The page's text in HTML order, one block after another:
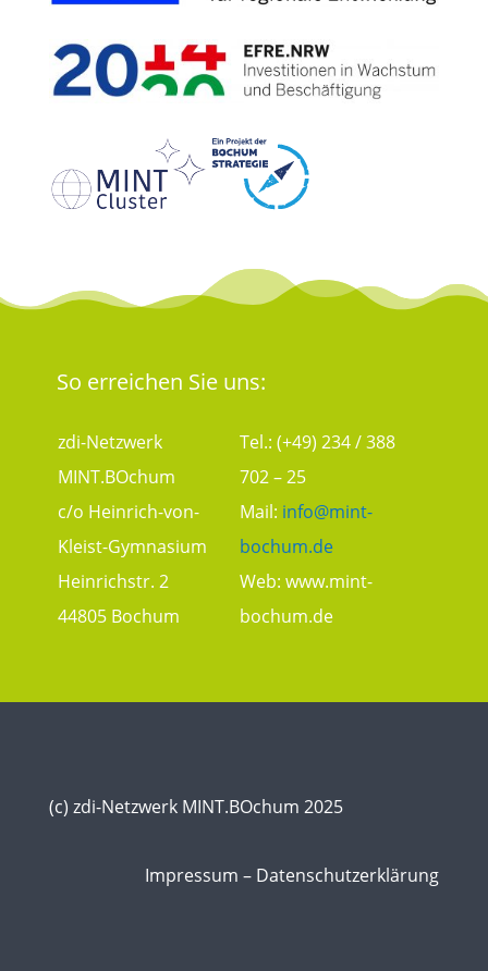
So erreichen Sie uns:
zdi-Netzwerk
MINT.BOchum
c/o Heinrich-von-
Kleist-Gymnasium
Heinrichstr. 2
44805 Bochum
Tel.: (+49) 234 / 388
702 – 25
Mail: info@mint-
bochum.de
Web: www.mint-
bochum.de
(c) zdi-Netzwerk MINT.BOchum 2025
Impressum – Datenschutzerklärung